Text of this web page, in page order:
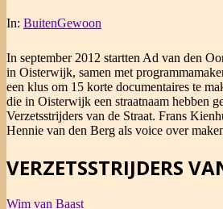
In: BuitenGewoon
In september 2012 startten Ad van den
in Oisterwijk, samen met
een klus om 15 korte documentaires te
die in Oisterwijk een straatnaam hebben
Verzetsstrijders van de Straat. Frans
Hennie van den Berg als voice over
VERZETSSTRIJDERS
Wim van Baast